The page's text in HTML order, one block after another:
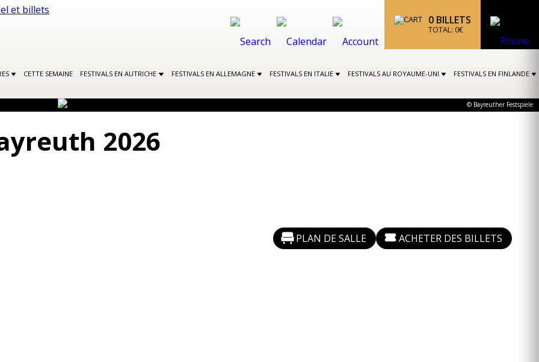
0 BILLETS
TOTAL: 0€
CETTE SEMAINE FESTIVALS EN AUTRICHE FESTIVALS EN ALLEMAGNE FESTIVALS EN ITALIE FESTIVALS AU ROYAUME-UNI FESTIVALS EN FINLANDE
© Bayreuther Festspiele
2026
PLAN DE SALLE ACHETER DES BILLETS